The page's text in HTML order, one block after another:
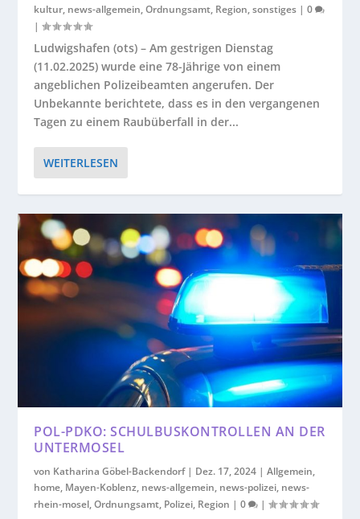
kultur, news-allgemein,Ordnungsamt, Region,sonstiges |0
|
Ludwigshafen (ots) – Am gestrigen Dienstag
(11.02.2025) wurde eine 78-Jährige von einem
angeblichen Polizeibeamten angerufen. Der
Unbekannte berichtete, dass es in den vergangenen
Tagen zu einem Raubüberfall in der...
WEITERLESEN
POL-PDKO: SCHULBUSKONTROLLEN AN DER
UNTERMOSEL
von Katharina Göbel-Backendorf| Dez. 17, 2024 |Allgemein,
home, Mayen-Koblenz, news-allgemein, news-polizei, news-
rhein-mosel,Ordnungsamt, Polizei, Region |0 |